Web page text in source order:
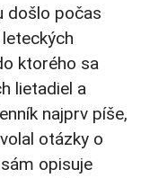
došlo počas
ktorého sa
lietadiel a
najprv píše,
otázky o
opisuje